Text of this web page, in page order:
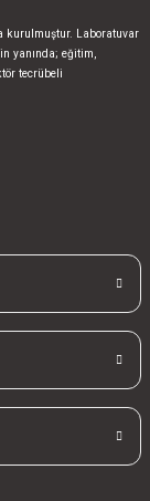
kurulmuştur. Laboratuvar
yanında; eğitim,
tecrübeli